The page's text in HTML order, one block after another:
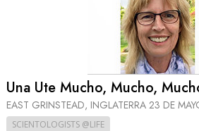
Una Ute Mucho, Mucho,
EAST GRINSTEAD, INGLATERRA 23 DE
SCIENTOLOGISTS @LIFE